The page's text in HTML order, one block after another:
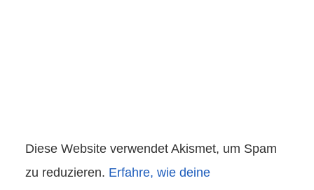
Diese Website verwendet Akismet, um Spam
zu reduzieren. Erfahre, wie deine